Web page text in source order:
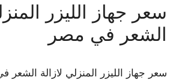
سعر جهاز الليزر
الشعر في مصر
سعر جهاز الليزر المنزلي لازالة